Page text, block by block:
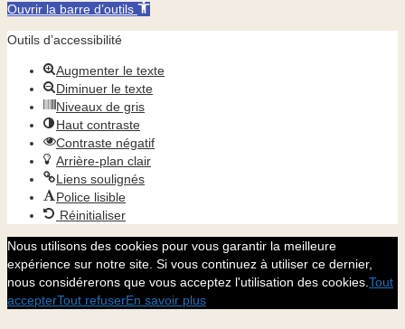
Ouvrir la barre d’outils
Outils d’accessibilité
Augmenter le texte
Diminuer le texte
Niveaux de gris
Haut contraste
Contraste négatif
Arrière-plan clair
Liens soulignés
Police lisible
Réinitialiser
Nous utilisons des cookies pour vous garantir la meilleure
expérience sur notre site. Si vous continuez à utiliser ce dernier,
nous considérerons que vous acceptez l'utilisation des cookies.Tout
accepterTout refuserEn savoir plus